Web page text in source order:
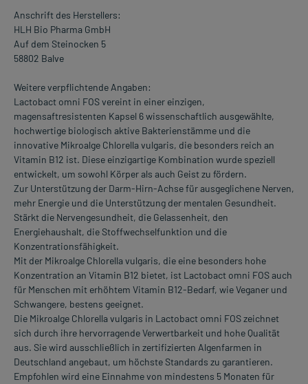
Anschrift des Herstellers:
HLH Bio Pharma GmbH
Auf dem Steinocken 5
58802 Balve
Weitere verpflichtende Angaben:
Lactobact omni FOS vereint in einer einzigen,
magensaftresistenten Kapsel 6 wissenschaftlich ausgewählte,
hochwertige biologisch aktive Bakterienstämme und die
innovative Mikroalge Chlorella vulgaris, die besonders reich an
Vitamin B12 ist. Diese einzigartige Kombination wurde speziell
entwickelt, um sowohl Körper als auch Geist zu fördern.
Zur Unterstützung der Darm-Hirn-Achse für ausgeglichene Nerven,
mehr Energie und die Unterstützung der mentalen Gesundheit.
Stärkt die Nervengesundheit, die Gelassenheit, den
Energiehaushalt, die Stoffwechselfunktion und die
Konzentrationsfähigkeit.
Mit der Mikroalge Chlorella vulgaris, die eine besonders hohe
Konzentration an Vitamin B12 bietet, ist Lactobact omni FOS auch
für Menschen mit erhöhtem Vitamin B12-Bedarf, wie Veganer und
Schwangere, bestens geeignet.
Die Mikroalge Chlorella vulgaris in Lactobact omni FOS zeichnet
sich durch ihre hervorragende Verwertbarkeit und hohe Qualität
aus. Sie wird ausschließlich in zertifizierten Algenfarmen in
Deutschland angebaut, um höchste Standards zu garantieren.
Empfohlen wird eine Einnahme von mindestens 5 Monaten für